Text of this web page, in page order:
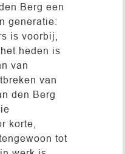
Berg een
generatie:
is voorbij,
heden is
van
van
den Berg
korte,
tot